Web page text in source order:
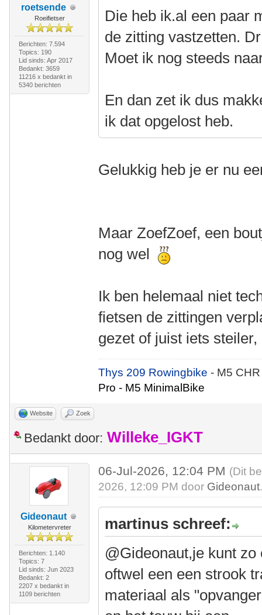
roetsende
Roeifietser
Berichten: 7.594
Topics: 190
Lid sinds: Apr 2017
Bedankt: 3659
11216 x bedankt in
5340 berichten
Die heb ik.al een paar
de zitting vastzetten.
Moet ik nog steeds
En dan zet ik dus
ik dat opgelost heb.
Gelukkig heb je er nu
Maar ZoefZoef, een
nog wel
Ik ben helemaal niet
fietsen de zittingen
gezet of juist iets
Thys 209 Rowingbike- M5
Pro - M5 MinimalBike
Website Zoek
Bedankt door: Willeke_IGKT
Gideonaut
Kilometervreter
Berichten: 1.140
Topics: 7
Lid sinds: Jun 2023
Bedankt: 2
2207 x bedankt in
1109 berichten
06-Jul-2026, 12:04 PM (Dit
2026, 12:09 PM door Gideonaut
martinus schreef:
@Gideonaut,je kunt
oftwel een een strook
materiaal als